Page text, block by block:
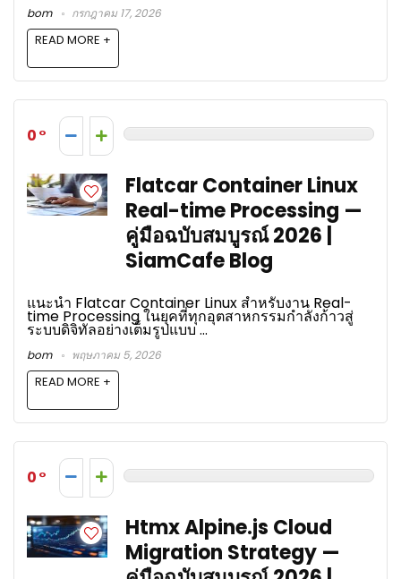
bom กรกฎาคม 17, 2026
READ MORE +
0
Flatcar Container Linux
Real-time Processing —
คู่มือฉบับสมบูรณ์ 2026 |
SiamCafe Blog
แนะนำ Flatcar Container Linux สำหรับงาน Real-
time Processing ในยุคที่ทุกอุตสาหกรรมกำลังก้าวสู่
ระบบดิจิทัลอย่างเต็มรูปแบบ ...
bom พฤษภาคม 5, 2026
READ MORE +
0
Htmx Alpine.js Cloud
Migration Strategy —